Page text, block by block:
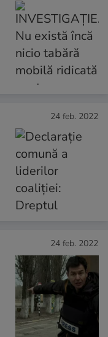
24 feb. 2022
24 feb. 2022